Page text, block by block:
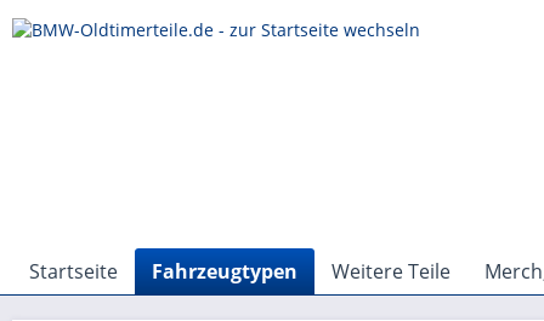
Startseite Fahrzeugtypen Weitere Teile